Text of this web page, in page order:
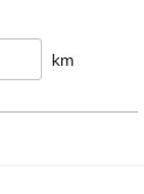
km